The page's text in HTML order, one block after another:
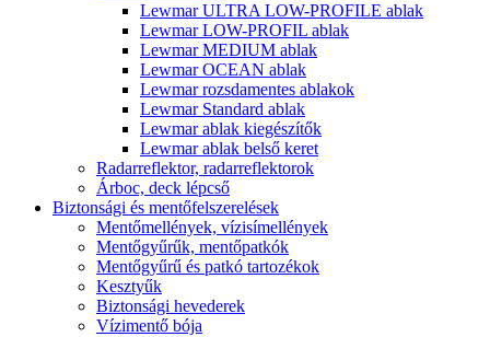
Lewmar ULTRA LOW-PROFILE ablak
Lewmar LOW-PROFIL ablak
Lewmar MEDIUM ablak
Lewmar OCEAN ablak
Lewmar rozsdamentes ablakok
Lewmar Standard ablak
Lewmar ablak kiegészítők
Lewmar ablak belső keret
Radarreflektor, radarreflektorok
Árboc, deck lépcső
Biztonsági és mentőfelszerelések
Mentőmellények, vízisímellények
Mentőgyűrűk, mentőpatkók
Mentőgyűrű és patkó tartozékok
Kesztyűk
Biztonsági hevederek
Vízimentő bója